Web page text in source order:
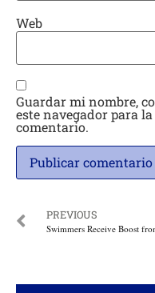
Web
Guardar mi nombre,
este navegador para
comentario.
PREVIOUS